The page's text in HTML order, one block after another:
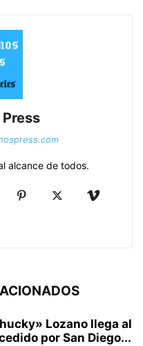
alcance de todos.
Lozano llega al
por San Diego...